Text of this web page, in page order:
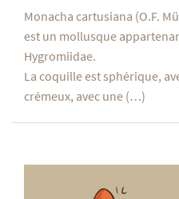
Monacha cartusiana (O.F.
est un mollusque
Hygromiidae.
La coquille est sphérique,
crémeux, avec une (…)